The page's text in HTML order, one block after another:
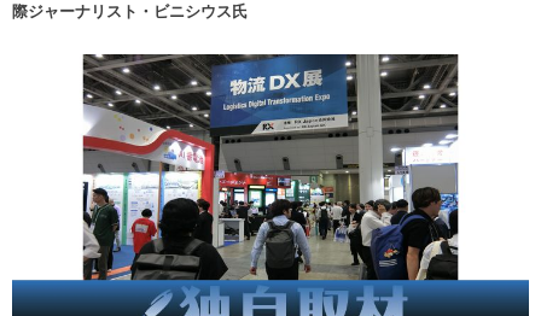
際ジャーナリスト・ビニシウス氏